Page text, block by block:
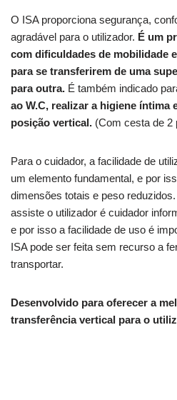
O ISA proporciona segurança,
agradável para o utilizador. É um
com dificuldades de mobilidade
para se transferirem de uma
para outra. É também indicado
ao W.C, realizar a higiene íntima
posição vertical. (Com cesta de 2
Para o cuidador, a facilidade de
um elemento fundamental, e por
dimensões totais e peso
assiste o utilizador é cuidador
e por isso a facilidade de uso é
ISA pode ser feita sem recurso a
transportar.
Desenvolvido para oferecer a
transferência vertical para o